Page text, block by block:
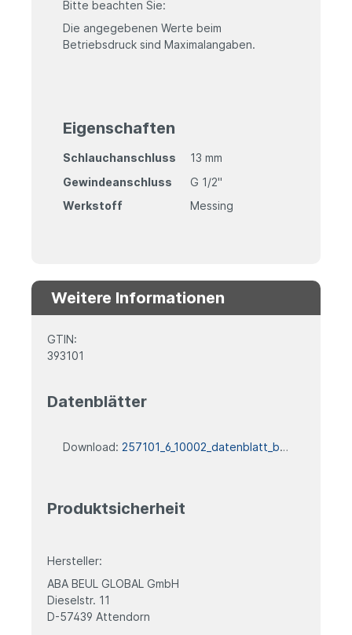
Bitte beachten Sie:
Die angegebenen Werte beim
Betriebsdruck sind Maximalangaben.
Eigenschaften
Schlauchanschluss
13 mm
Gewindeanschluss
G 1/2"
Werkstoff
Messing
Weitere Informationen
GTIN:
393101
Datenblätter
Download: 257101_6_10002_datenblatt_blank
Produktsicherheit
Hersteller:
ABA BEUL GLOBAL GmbH
Dieselstr. 11
D-57439 Attendorn